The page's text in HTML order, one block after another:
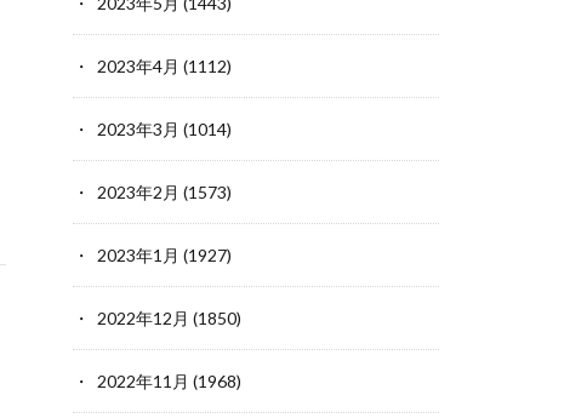
2023年4月 (1112)
2023年3月 (1014)
2023年2月 (1573)
2023年1月 (1927)
2022年12月 (1850)
2022年11月 (1968)